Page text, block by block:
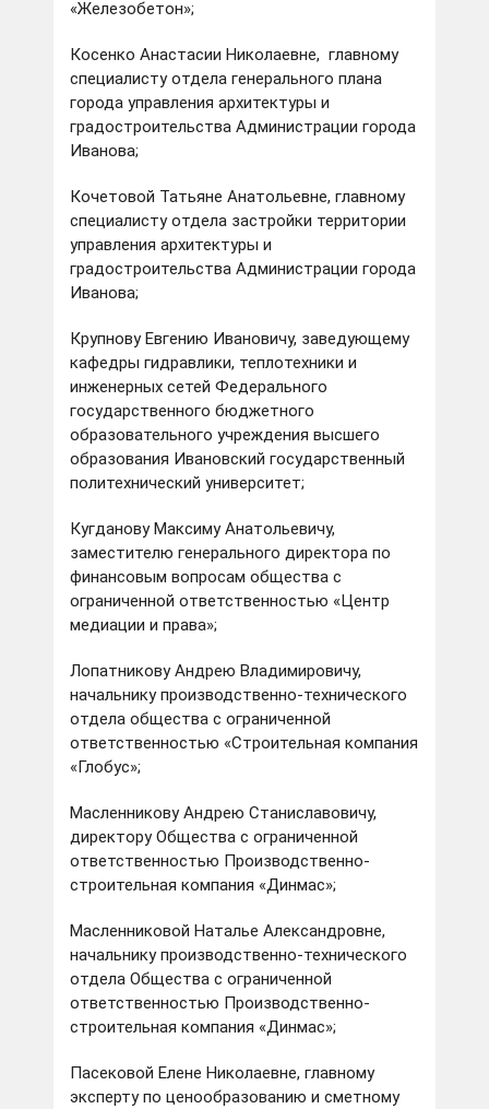
«Железобетон»;
Косенко Анастасии Николаевне, главному
специалисту отдела генерального плана
города управления архитектуры и
градостроительства Администрации города
Иванова;
Кочетовой Татьяне Анатольевне, главному
специалисту отдела застройки территории
управления архитектуры и
градостроительства Администрации города
Иванова;
Крупнову Евгению Ивановичу, заведующему
кафедры гидравлики, теплотехники и
инженерных сетей Федерального
государственного бюджетного
образовательного учреждения высшего
образования Ивановский государственный
политехнический университет;
Кугданову Максиму Анатольевичу,
заместителю генерального директора по
финансовым вопросам общества с
ограниченной ответственностью «Центр
медиации и права»;
Лопатникову Андрею Владимировичу,
начальнику производственно-технического
отдела общества с ограниченной
ответственностью «Строительная компания
«Глобус»;
Масленникову Андрею Станиславовичу,
директору Общества с ограниченной
ответственностью Производственно-
строительная компания «Динмас»;
Масленниковой Наталье Александровне,
начальнику производственно-технического
отдела Общества с ограниченной
ответственностью Производственно-
строительная компания «Динмас»;
Пасековой Елене Николаевне, главному
эксперту по ценообразованию и сметному